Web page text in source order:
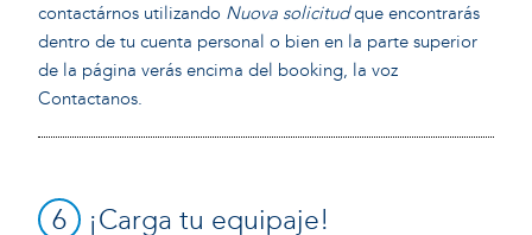
contactárnos utilizando Nuova solicitudque encontrarás
dentro de tu cuenta personal o bien en la parte superior
de la página verás encima del booking, la voz
Contactanos.
6 ¡Carga tu equipaje!